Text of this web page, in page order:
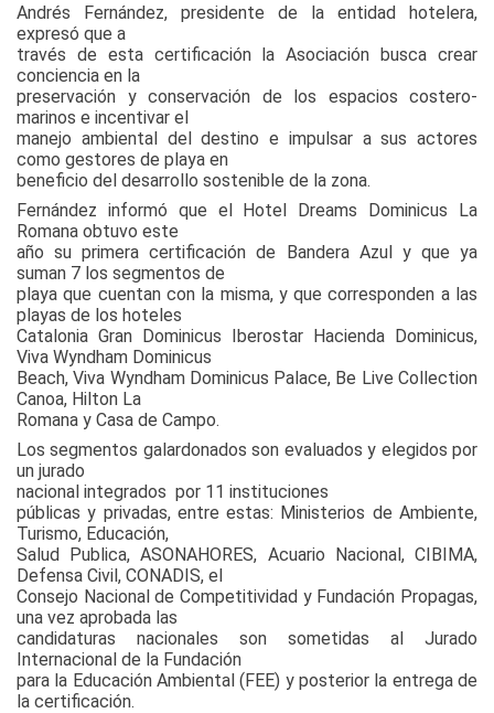
Andrés Fernández, presidente de la entidad hotelera,
expresó que a
través de esta certificación la Asociación busca crear
conciencia en la
preservación y conservación de los espacios costero-
marinos e incentivar el
manejo ambiental del destino e impulsar a sus actores
como gestores de playa en
beneficio del desarrollo sostenible de la zona.
Fernández informó que el Hotel Dreams Dominicus La
Romana obtuvo este
año su primera certificación de Bandera Azul y que ya
suman 7 los segmentos de
playa que cuentan con la misma, y que corresponden a las
playas de los hoteles
Catalonia Gran Dominicus Iberostar Hacienda Dominicus,
Viva Wyndham Dominicus
Beach, Viva Wyndham Dominicus Palace, Be Live Collection
Canoa, Hilton La
Romana y Casa de Campo.
Los segmentos galardonados son evaluados y elegidos por
un jurado
nacional integrados por 11 instituciones
públicas y privadas, entre estas: Ministerios de Ambiente,
Turismo, Educación,
Salud Publica, ASONAHORES, Acuario Nacional, CIBIMA,
Defensa Civil, CONADIS, el
Consejo Nacional de Competitividad y Fundación Propagas,
una vez aprobada las
candidaturas nacionales son sometidas al Jurado
Internacional de la Fundación
para la Educación Ambiental (FEE) y posterior la entrega de
la certificación.